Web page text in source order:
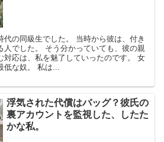
代の同級生でした。 当時から彼は、付き
人でした。 そう分かっていても、彼の親
対応は、私を魅了していったのです。 女
低な奴。 私は...
浮気された代償はバッグ？彼氏の
裏アカウントを監視した、したた
かな私。